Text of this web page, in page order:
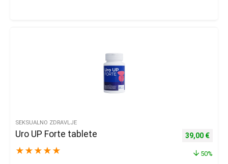
SEKSUALNO ZDRAVLJE
Uro UP Forte tablete
★ ★ ★ ★ ★
Izvorna
39,00 €
50%